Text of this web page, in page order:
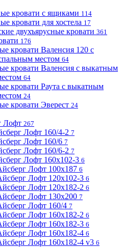
кровати с ящиками 114
кровати для хостела 17
двухъярусные кровати 361
176
кровати Валенсия 120 с
местом 64
кровати Валенсия с выкатным
64
кровати Раута с выкатным
24
кровати Эверест 24
Лофт 267
Лофт 160/4-2 7
Лофт 160/6 7
Лофт 160/6-2 7
Лофт 160х102-3 6
Лофт 100х187 6
Лофт 120х102-3 6
Лофт 120х182-2 6
Лофт 130х200 7
Лофт 160/4 7
Лофт 160х182-2 6
Лофт 160х182-3 6
Лофт 160х182-4 6
Лофт 160х182-4 v3 6